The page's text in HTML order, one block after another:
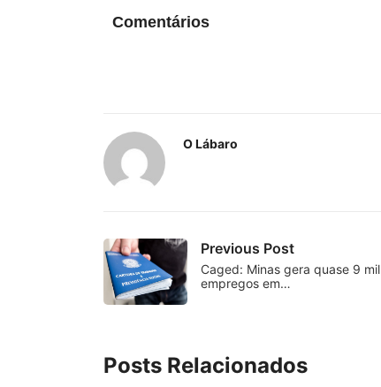
Comentários
O Lábaro
Previous Post
Caged: Minas gera quase 9 mil
empregos em…
Posts Relacionados